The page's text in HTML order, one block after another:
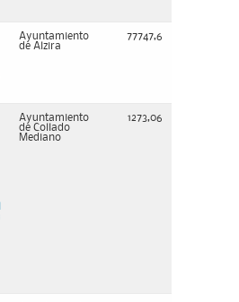
Ayuntamiento
de Alzira
77747,6
Ayuntamiento
de Collado
Mediano
1273,06